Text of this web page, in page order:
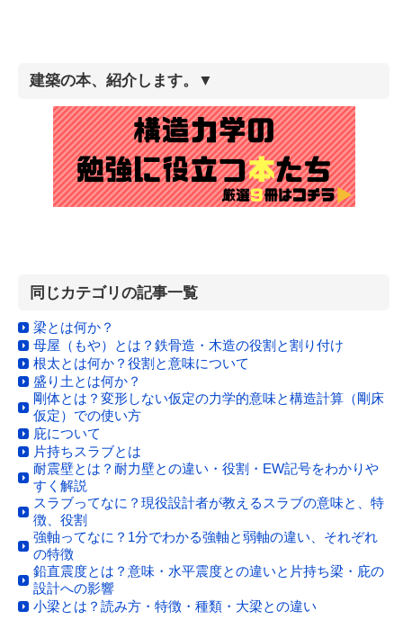
建築の本、紹介します。▼
同じカテゴリの記事一覧
梁とは何か？
母屋（もや）とは？鉄骨造・木造の役割と割り付け
根太とは何か？役割と意味について
盛り土とは何か？
剛体とは？変形しない仮定の力学的意味と構造計算（剛床
仮定）での使い方
庇について
片持ちスラブとは
耐震壁とは？耐力壁との違い・役割・EW記号をわかりや
すく解説
スラブってなに？現役設計者が教えるスラブの意味と、特
徴、役割
強軸ってなに？1分でわかる強軸と弱軸の違い、それぞれ
の特徴
鉛直震度とは？意味・水平震度との違いと片持ち梁・庇の
設計への影響
小梁とは？読み方・特徴・種類・大梁との違い